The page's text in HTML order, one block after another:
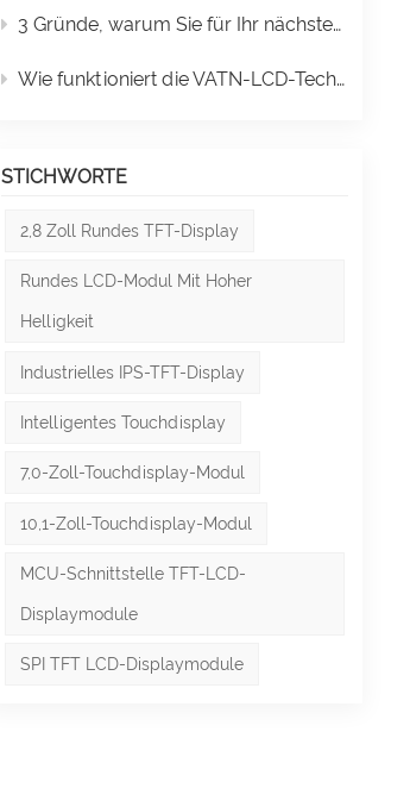
3 Gründe, warum Sie für Ihr nächstes Projekt ein TFT-LCD-Display wählen sollten
Wie funktioniert die VATN-LCD-Technologie für Geschäftsanwendungen?
STICHWORTE
2,8 Zoll Rundes TFT-Display
Rundes LCD-Modul Mit Hoher
Helligkeit
Industrielles IPS-TFT-Display
Intelligentes Touchdisplay
7,0-Zoll-Touchdisplay-Modul
10,1-Zoll-Touchdisplay-Modul
MCU-Schnittstelle TFT-LCD-
Displaymodule
SPI TFT LCD-Displaymodule